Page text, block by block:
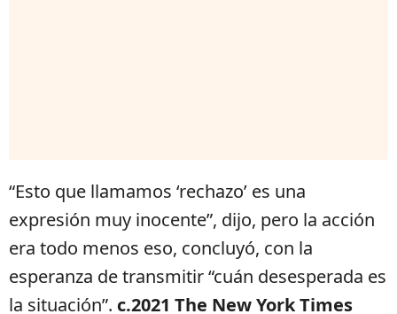
“Esto que llamamos ‘rechazo’ es una
expresión muy inocente”, dijo, pero la acción
era todo menos eso, concluyó, con la
esperanza de transmitir “cuán desesperada es
la situación”. c.2021 The New York Times